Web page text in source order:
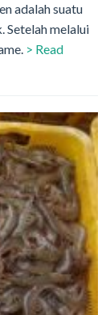
adalah suatu
Setelah melalui
> Read